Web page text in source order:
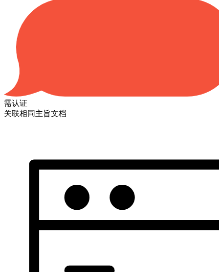
需认证
关联相同主旨文档